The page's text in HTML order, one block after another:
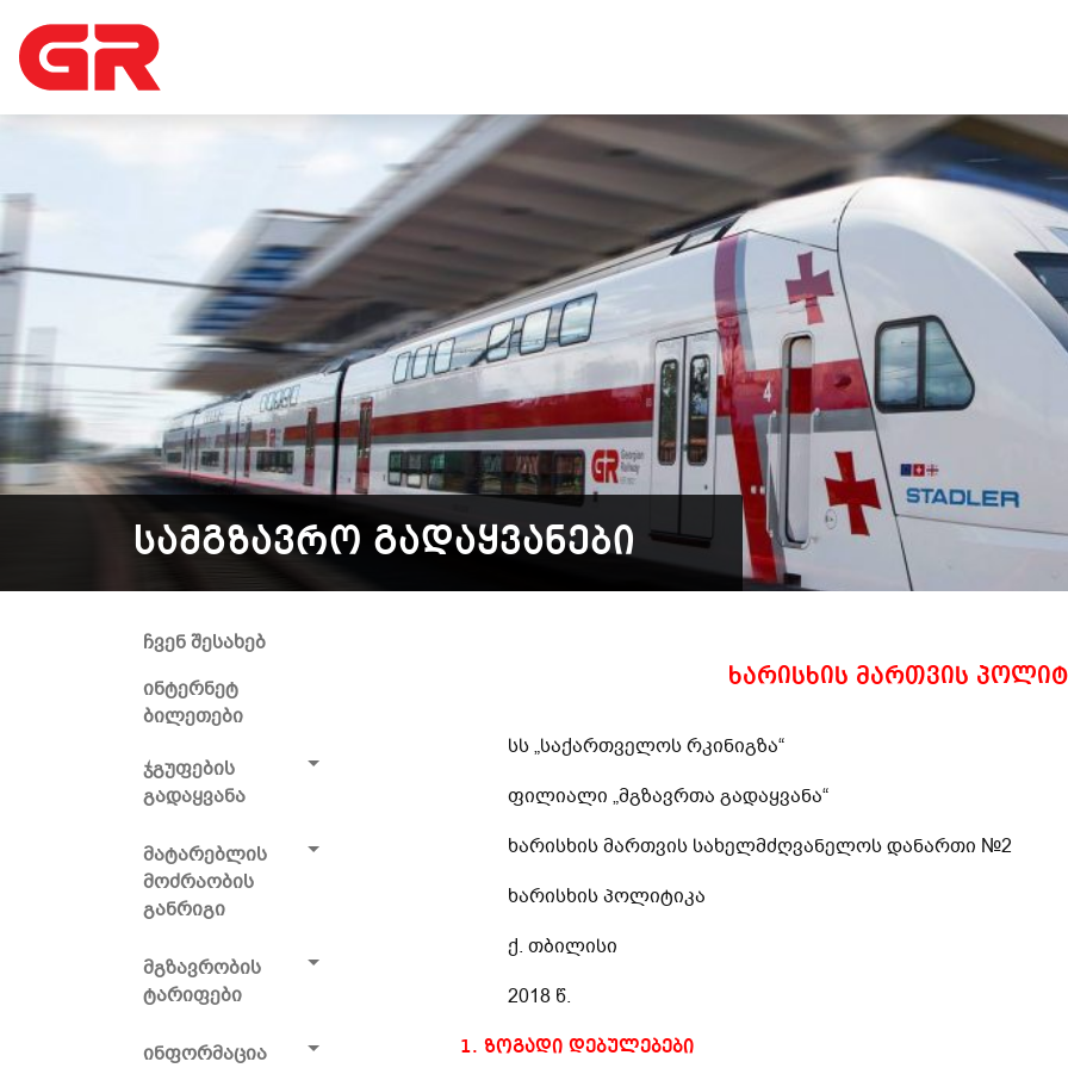
ᲡᲐᲛᲒᲖᲐᲕᲠᲝ ᲒᲐᲓᲐᲧᲕᲐᲜᲔᲑᲘ
ჩვენ შესახებ
ინტერნეტ
ბილეთები
ჯგუფების
გადაყვანა
მატარებლის
მოძრაობის
განრიგი
მგზავრობის
ტარიფები
ინფორმაცია
ხარისხის მართვის
სს „საქართველოს რკინიგზა“
ფილიალი „მგზავრთა გადაყვანა“
ხარისხის მართვის სახელმძღვანელოს დანართი №2
ხარისხის პოლიტიკა
ქ. თბილისი
2018 წ.
1. ზოგადი დებულებები